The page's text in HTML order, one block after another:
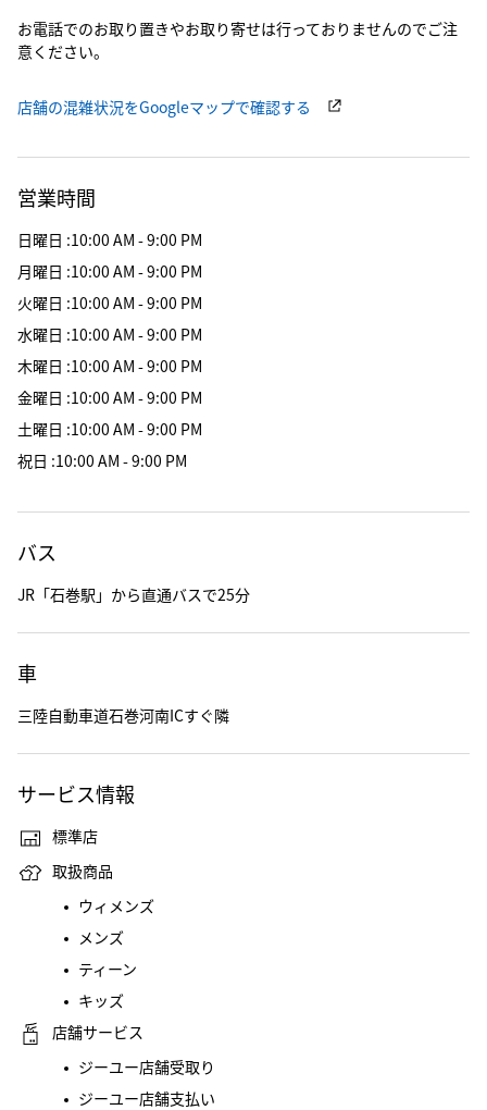
お電話でのお取り置きやお取り寄せは行っておりませんのでご注
意ください。
店舗の混雑状況をGoogleマップで確認する
営業時間
日曜日 :10:00 AM - 9:00 PM
月曜日 :10:00 AM - 9:00 PM
火曜日 :10:00 AM - 9:00 PM
水曜日 :10:00 AM - 9:00 PM
木曜日 :10:00 AM - 9:00 PM
金曜日 :10:00 AM - 9:00 PM
土曜日 :10:00 AM - 9:00 PM
祝日 :10:00 AM - 9:00 PM
バス
JR「石巻駅」から直通バスで25分
車
三陸自動車道石巻河南ICすぐ隣
サービス情報
標準店
取扱商品
ウィメンズ
メンズ
ティーン
キッズ
店舗サービス
ジーユー店舗受取り
ジーユー店舗支払い